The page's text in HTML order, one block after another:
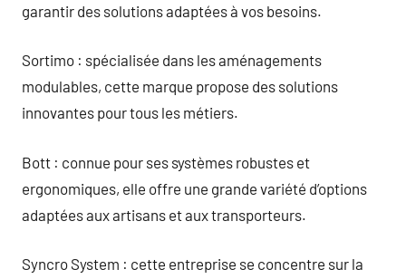
garantir des solutions adaptées à vos besoins.
Sortimo : spécialisée dans les aménagements
modulables, cette marque propose des solutions
innovantes pour tous les métiers.
Bott : connue pour ses systèmes robustes et
ergonomiques, elle offre une grande variété d’options
adaptées aux artisans et aux transporteurs.
Syncro System : cette entreprise se concentre sur la